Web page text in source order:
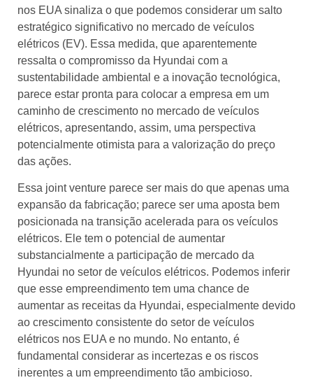
nos EUA sinaliza o que podemos considerar um salto
estratégico significativo no mercado de veículos
elétricos (EV). Essa medida, que aparentemente
ressalta o compromisso da Hyundai com a
sustentabilidade ambiental e a inovação tecnológica,
parece estar pronta para colocar a empresa em um
caminho de crescimento no mercado de veículos
elétricos, apresentando, assim, uma perspectiva
potencialmente otimista para a valorização do preço
das ações.
Essa joint venture parece ser mais do que apenas uma
expansão da fabricação; parece ser uma aposta bem
posicionada na transição acelerada para os veículos
elétricos. Ele tem o potencial de aumentar
substancialmente a participação de mercado da
Hyundai no setor de veículos elétricos. Podemos inferir
que esse empreendimento tem uma chance de
aumentar as receitas da Hyundai, especialmente devido
ao crescimento consistente do setor de veículos
elétricos nos EUA e no mundo. No entanto, é
fundamental considerar as incertezas e os riscos
inerentes a um empreendimento tão ambicioso.